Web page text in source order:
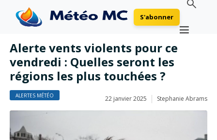
S'abonner
Alerte vents violents pour ce
vendredi : Quelles seront les
régions les plus touchées ?
ALERTES MÉTÉO 22 janvier 2025 Stephanie Abrams